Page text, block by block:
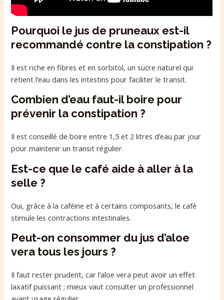
Pourquoi le jus de pruneaux est-il
recommandé contre la constipation ?
Il est riche en fibres et en sorbitol, un sucre naturel qui
retient l’eau dans les intestins pour faciliter le transit.
Combien d’eau faut-il boire pour
prévenir la constipation ?
Il est conseillé de boire entre 1,5 et 2 litres d’eau par jour
pour maintenir un transit régulier.
Est-ce que le café aide à aller à la
selle ?
Oui, grâce à la caféine et à certains composants, le café
stimule les contractions intestinales.
Peut-on consommer du jus d’aloe
vera tous les jours ?
Il faut rester prudent, car l’aloe vera peut avoir un effet
laxatif puissant ; mieux vaut consulter un professionnel